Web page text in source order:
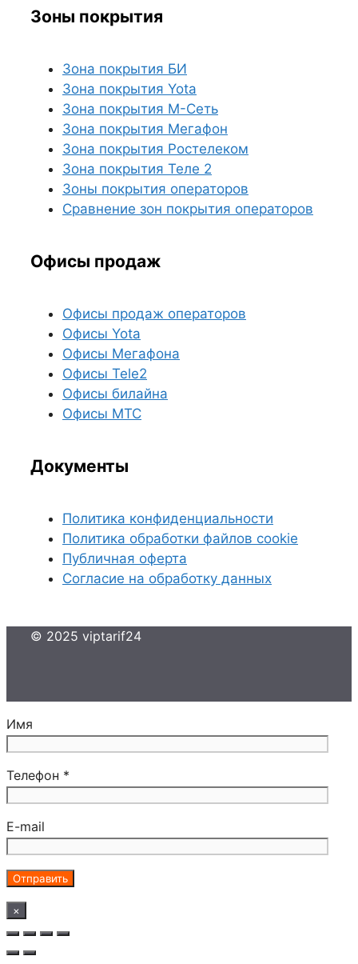
Зоны покрытия
Зона покрытия БИ
Зона покрытия Yota
Зона покрытия М-Сеть
Зона покрытия Мегафон
Зона покрытия Ростелеком
Зона покрытия Теле 2
Зоны покрытия операторов
Сравнение зон покрытия операторов
Офисы продаж
Офисы продаж операторов
Офисы Yota
Офисы Мегафона
Офисы Tele2
Офисы билайна
Офисы МТС
Документы
Политика конфиденциальности
Политика обработки файлов cookie
Публичная оферта
Согласие на обработку данных
© 2025 viptarif24
Имя
Телефон *
E-mail
×